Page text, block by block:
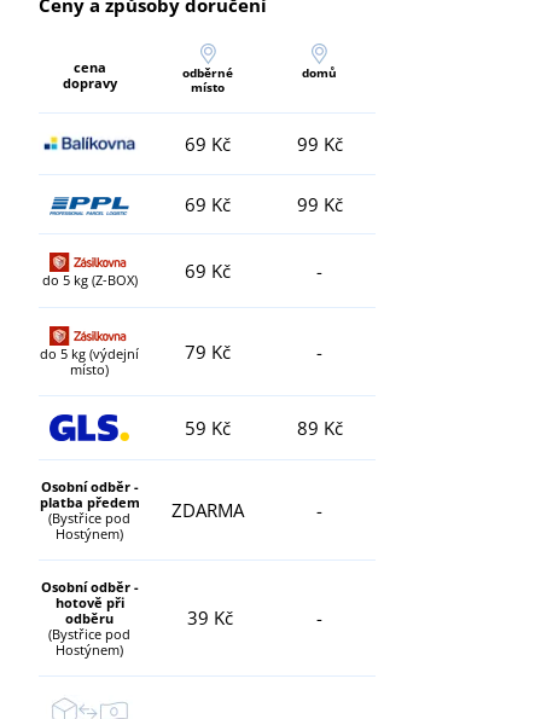
cena
dopravy
odběrné
místo
domů
69 Kč 99 Kč
69 Kč 99 Kč
do 5 kg (Z-BOX) 69 Kč -
do 5 kg (výdejní
místo)
79 Kč -
59 Kč 89 Kč
Osobní odběr -
platba předem
(Bystřice pod
Hostýnem)
ZDARMA -
Osobní odběr -
hotově při
odběru
(Bystřice pod
Hostýnem)
39 Kč -